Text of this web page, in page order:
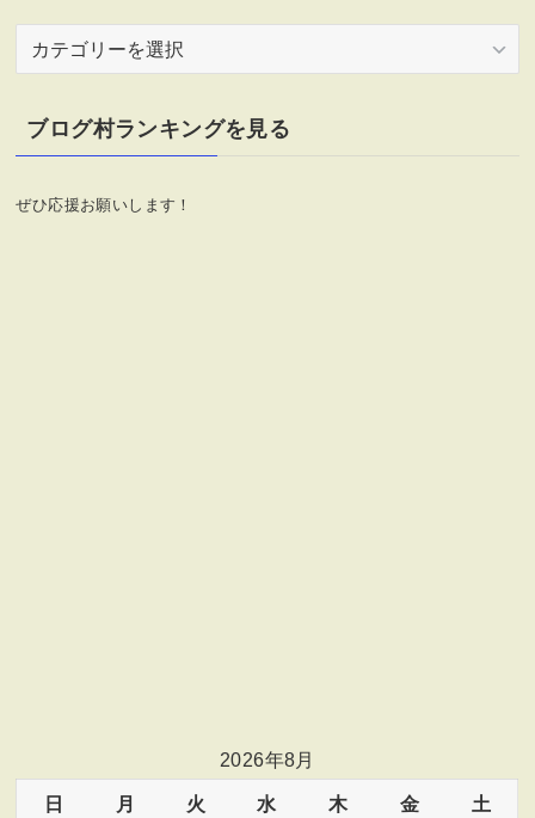
リ
ー
ブログ村ランキングを見る
ぜひ応援お願いします！
2026年8月
日 月 火 水 木 金 土